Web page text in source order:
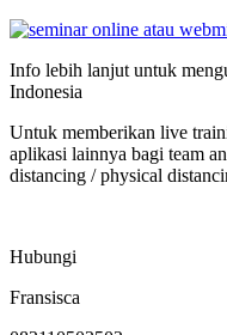
Info lebih lanjut untuk
Indonesia
Untuk memberikan live
aplikasi lainnya bagi team
distancing / physical
Hubungi
Fransisca